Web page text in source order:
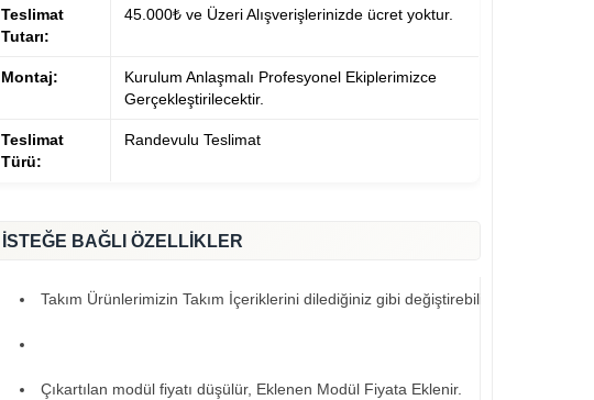
Teslimat
Tutarı:
45.000₺ ve Üzeri Alışverişlerinizde ücret yoktur.
Montaj:
Kurulum Anlaşmalı Profesyonel Ekiplerimizce
Gerçekleştirilecektir.
Teslimat
Türü:
Randevulu Teslimat
İSTEĞE BAĞLI ÖZELLİKLER
Takım Ürünlerimizin Takım İçeriklerini dilediğiniz gibi değiştirebilirsiniz..
Çıkartılan modül fiyatı düşülür, Eklenen Modül Fiyata Eklenir.